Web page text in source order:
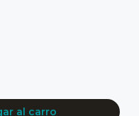
al carro